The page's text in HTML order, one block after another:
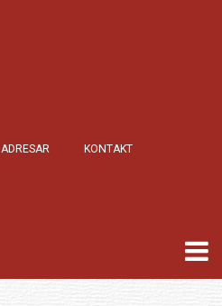
ADRESAR KONTAKT